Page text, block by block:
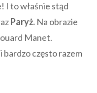
I to właśnie stąd
Paryż. Na obrazie
Manet.
bardzo często razem